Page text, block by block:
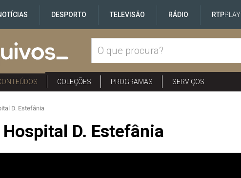
DESPORTO TELEVISÃO RÁDIO RTPPLAY
COLEÇÕES PROGRAMAS SERVIÇOS
D. Estefânia
D. Estefânia